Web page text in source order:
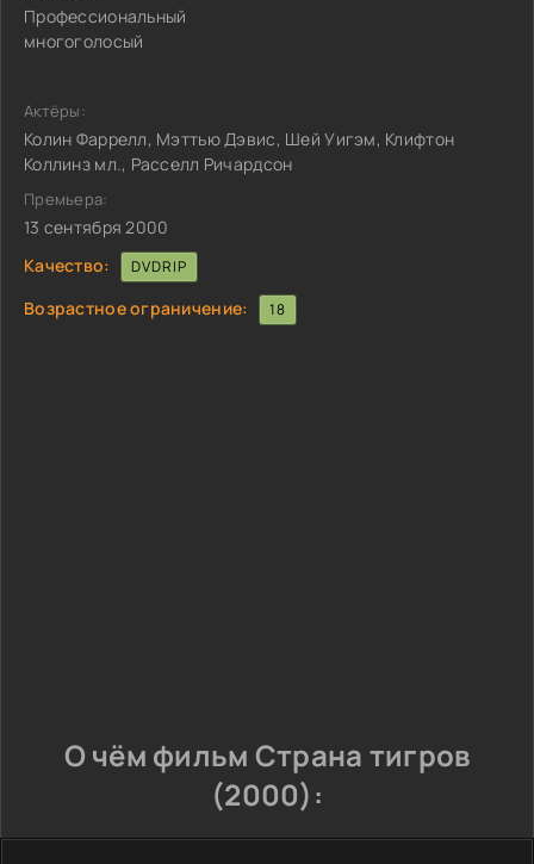
Профессиональный
многоголосый
Актёры:
Колин Фаррелл, Мэттью Дэвис, Шей Уигэм, Клифтон
Коллинз мл., Расселл Ричардсон
Премьера:
13 сентября 2000
Качество:
DVDRIP
Возрастное ограничение: 18
О чём фильм Страна тигров
(2000):